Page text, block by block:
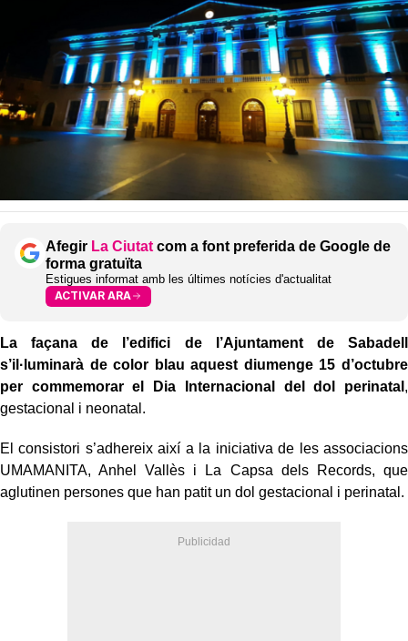
Afegir La Ciutat com a font preferida de Google de
forma gratuïta
Estigues informat amb les últimes notícies d'actualitat
ACTIVAR ARA
La façana de l’edifici de l’Ajuntament de Sabadell
s’il·luminarà de color blau aquest diumenge 15 d’octubre
per commemorar el Dia Internacional del dol perinatal ,
gestacional i neonatal.
El consistori s’adhereix així a la iniciativa de les associacions
UMAMANITA, Anhel Vallès i La Capsa dels Records, que
aglutinen persones que han patit un dol gestacional i perinatal.